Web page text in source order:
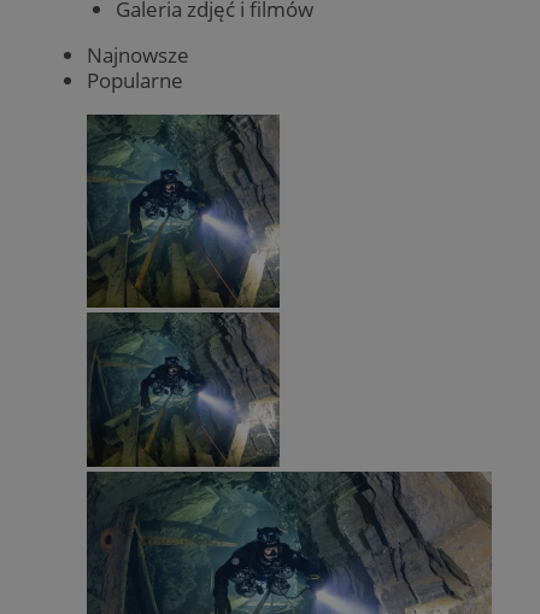
Galeria zdjęć i filmów
Najnowsze
Popularne